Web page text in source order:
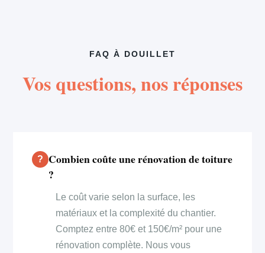
FAQ À DOUILLET
Vos questions, nos réponses
Combien coûte une rénovation de toiture
?
Le coût varie selon la surface, les
matériaux et la complexité du chantier.
Comptez entre 80€ et 150€/m² pour une
rénovation complète. Nous vous